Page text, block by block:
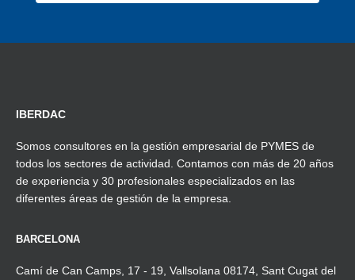
IBERDAC
Somos consultores en la gestión empresarial de PYMES de
todos los sectores de actividad. Contamos con más de 20 años
de experiencia y 30 profesionales especializados en las
diferentes áreas de gestión de la empresa.
BARCELONA
Camí de Can Camps, 17 - 19, Vallsolana 08174, Sant Cugat del